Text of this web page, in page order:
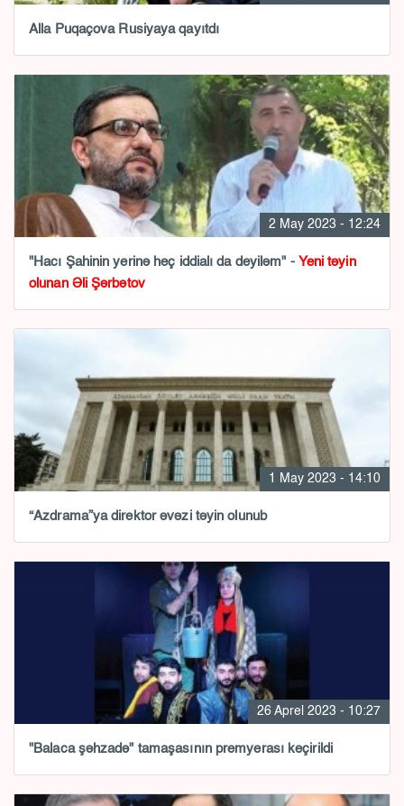
Alla Puqaçova Rusiyaya qayıtdı
2 May 2023 - 12:24
"Hacı Şahinin yerinə heç iddialı da deyiləm" - Yeni təyin
olunan Əli Şərbətov
1 May 2023 - 14:10
“Azdrama”ya direktor əvəzi təyin olunub
26 Aprel 2023 - 10:27
"Balaca şəhzadə" tamaşasının premyerası keçirildi